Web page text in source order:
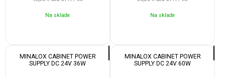
Na sklade Na sklade
MINALOX CABINET POWER
SUPPLY DC 24V 36W
MINALOX CABINET POWER
SUPPLY DC 24V 60W